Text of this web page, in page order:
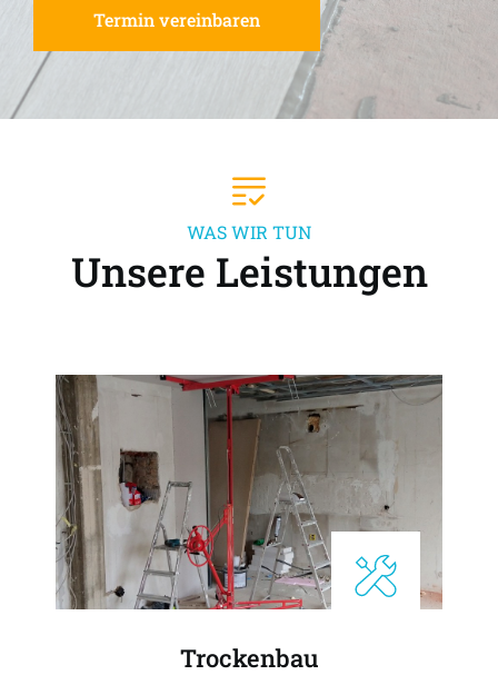
Termin vereinbaren
WAS WIR TUN
Unsere Leistungen
Trockenbau